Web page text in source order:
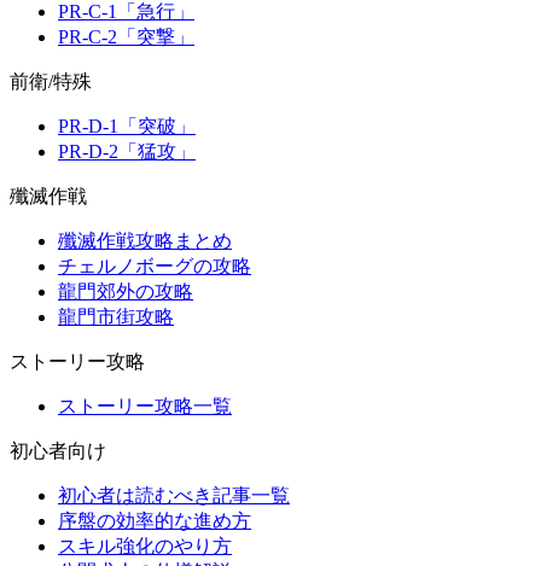
PR-C-1「急行」
PR-C-2「突撃」
前衛/特殊
PR-D-1「突破」
PR-D-2「猛攻」
殲滅作戦
殲滅作戦攻略まとめ
チェルノボーグの攻略
龍門郊外の攻略
龍門市街攻略
ストーリー攻略
ストーリー攻略一覧
初心者向け
初心者は読むべき記事一覧
序盤の効率的な進め方
スキル強化のやり方